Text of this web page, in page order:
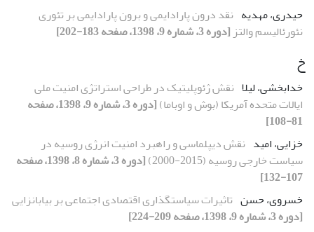
حیدری، مهدیه نقد درون پارادایمی و برون پارادایمی بر تئوری
نئورئالیسم والتز [دوره 3، شماره 9، 1398، صفحه 183-202]
خ
خدابخشی، لیلا نقش ژئوپلیتیک در طراحی استراتژی امنیت ملی
ایالات متحده آمریکا (بوش و اوباما)
[دوره 3، شماره 9، 1398، صفحه
81-108]
خزایی، امید نقش دیپلماسی و راهبرد امنیت انرژی روسیه در
سیاست خارجی روسیه (2015-2000)
[دوره 3، شماره 8، 1398، صفحه
107-132]
خسروی، حسن تاثیرات سیاستگذاری اقتصادی اجتماعی بر بیابانزایی
[دوره 3، شماره 9، 1398، صفحه 209-224]